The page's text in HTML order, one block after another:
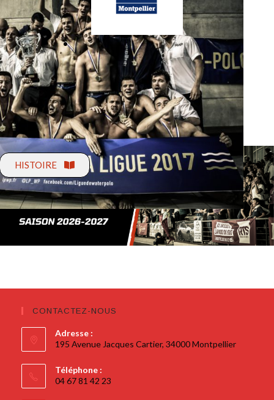
HISTOIRE
TOUS LES PARTENAIRES
CONTACTEZ-NOUS
Adresse :
195 Avenue Jacques Cartier, 34000 Montpellier
Téléphone :
04 67 81 42 23